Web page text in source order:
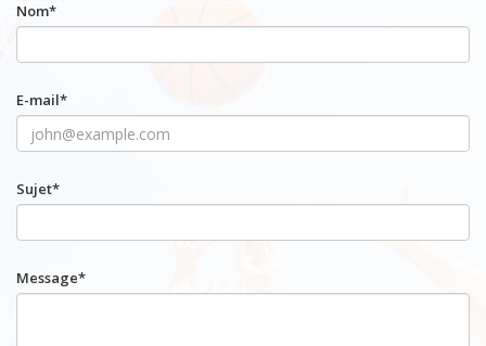
Nom*
E-mail*
Sujet*
Message*